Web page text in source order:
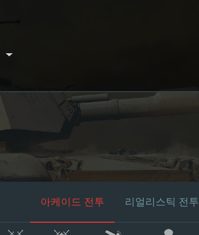
아케이드 전투 리얼리스틱 전투